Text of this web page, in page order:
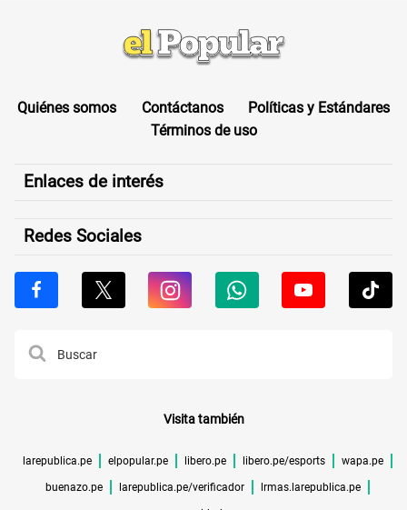
Quiénes somos Contáctanos
Políticas y Estándares
Términos de uso
Enlaces de interés
Redes Sociales
Visita también
larepublica.pe elpopular.pe libero.pe libero.pe/esports wapa.pe
buenazo.pe larepublica.pe/verificador lrmas.larepublica.pe